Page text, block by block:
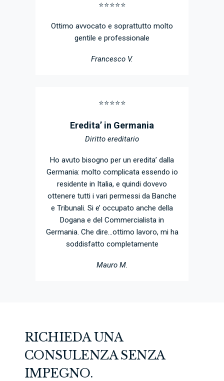
⭐️⭐️⭐️⭐️⭐️
Ottimo avvocato e soprattutto molto
gentile e professionale
Francesco V.
⭐️⭐️⭐️⭐️⭐️
Eredita’ in Germania
Diritto ereditario
Ho avuto bisogno per un eredita’ dalla
Germania: molto complicata essendo io
residente in Italia, e quindi dovevo
ottenere tutti i vari permessi da Banche
e Tribunali. Si e’ occupato anche della
Dogana e del Commercialista in
Germania. Che dire…ottimo lavoro, mi ha
soddisfatto completamente
Mauro M.
RICHIEDA UNA
CONSULENZA SENZA
IMPEGNO.